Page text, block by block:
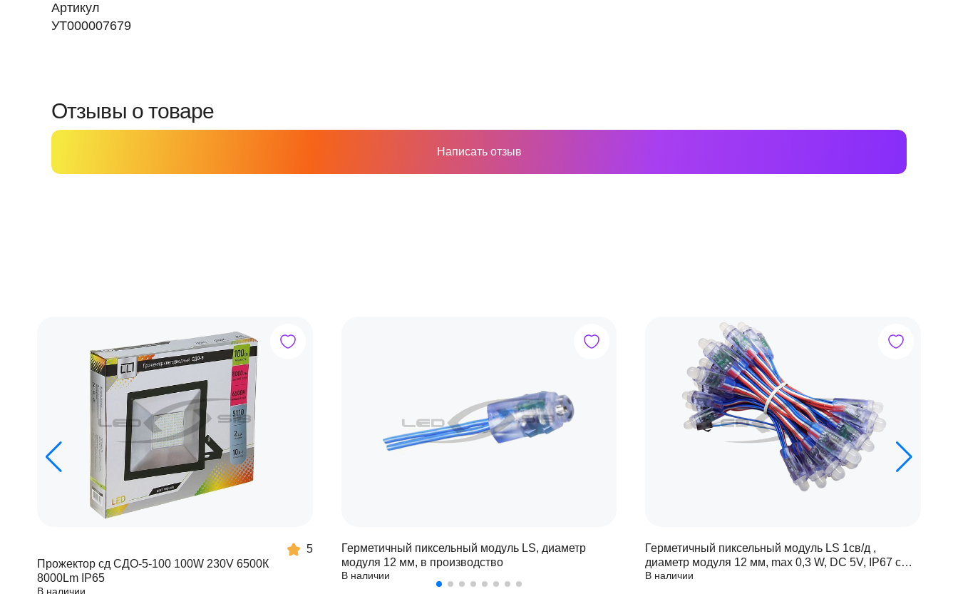
Артикул
УТ000007679
Отзывы о товаре
Написать отзыв
5
Прожектор сд СДО-5-100 100W 230V 6500К
8000Lm IP65
В наличии
Герметичный пиксельный модуль LS, диаметр
модуля 12 мм, в производство
В наличии
Герметичный пиксельный модуль LS 1св/д ,
диаметр модуля 12 мм, max 0,3 W, DC 5V, IP67 с
чипом 6803
В наличии